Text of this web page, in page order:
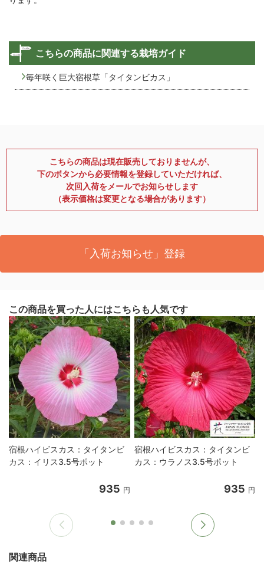
こちらの商品に関連する栽培ガイド
毎年咲く巨大宿根草「タイタンビカス」
こちらの商品は現在販売しておりませんが、
下のボタンから必要情報を登録していただければ、
次回入荷をメールでお知らせします
（表示価格は変更となる場合があります）
「入荷お知らせ」登録
この商品を買った人にはこちらも人気です
宿根ハイビスカス：タイタンビ
カス：イリス3.5号ポット
935 円
宿根ハイビスカス：タイタンビ
カス：ウラノス3.5号ポット
935 円
関連商品